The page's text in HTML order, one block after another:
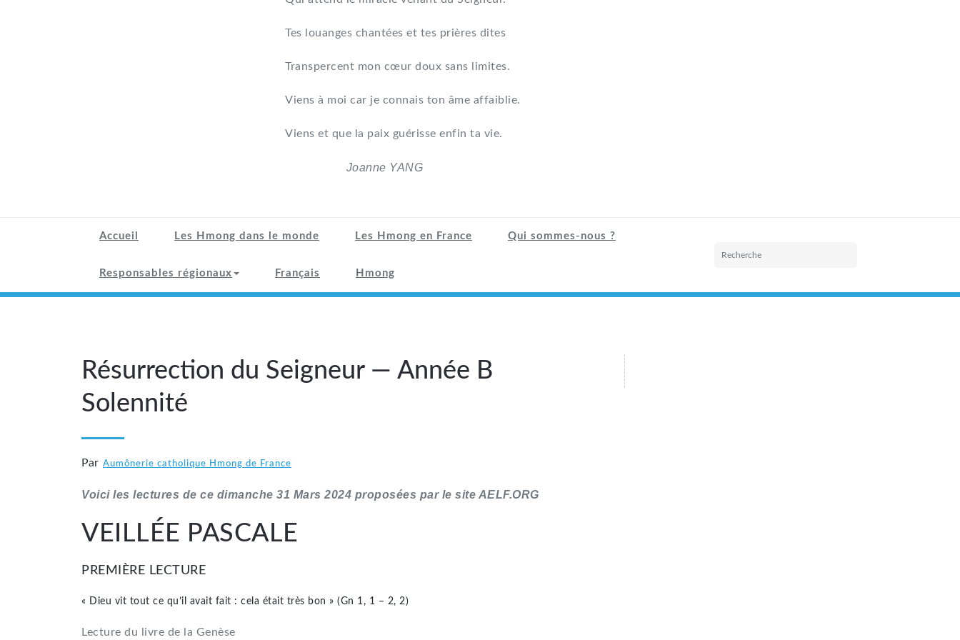
Tes louanges chantées et tes prières dites
Transpercent mon cœur doux sans limites.
Viens à moi car je connais ton âme affaiblie.
Viens et que la paix guérisse enfin ta vie.
Joanne YANG
Accueil Les Hmong dans le monde Les Hmong en France Qui sommes-nous ?
Responsables régionaux Français Hmong
Résurrection du Seigneur — Année B
Solennité
Par Aumônerie catholique Hmong de France
Voici les lectures de ce dimanche 31 Mars 2024 proposées par le site AELF.ORG
VEILLÉE PASCALE
PREMIÈRE LECTURE
« Dieu vit tout ce qu’il avait fait : cela était très bon » (Gn 1, 1 – 2, 2)
Lecture du livre de la Genèse